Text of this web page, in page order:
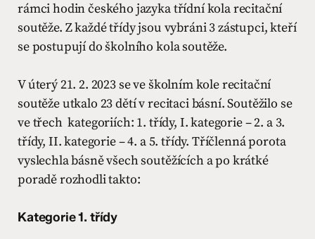
rámci hodin českého jazyka třídní kola recitační
soutěže. Z každé třídy jsou vybráni 3 zástupci, kteří
se postupují do školního kola soutěže.
V úterý 21. 2. 2023 se ve školním kole recitační
soutěže utkalo 23 dětí v recitaci básní. Soutěžilo se
ve třech kategoriích: 1. třídy, I. kategorie – 2. a 3.
třídy, II. kategorie – 4. a 5. třídy. Tříčlenná porota
vyslechla básně všech soutěžících a po krátké
poradě rozhodli takto:
Kategorie 1. třídy